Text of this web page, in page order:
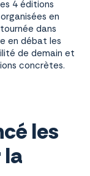
4 éditions
en
dans
en débat les
de demain et
concrètes.
les
la